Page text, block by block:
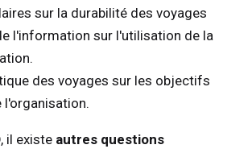
sur la durabilité des voyages
l'information sur l'utilisation de la
des voyages sur les objectifs
l'organisation.
il existe autres questions